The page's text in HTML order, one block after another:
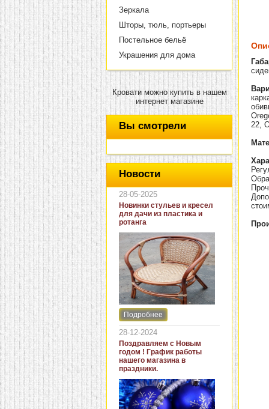
Зеркала
Шторы, тюль, портьеры
Постельное бельё
Украшения для дома
Кровати можно купить в нашем
интернет магазине
Вы смотрели
Новости
28-05-2025
Новинки стульев и кресел
для дачи из пластика и
ротанга
Интернет-магазин "Кровать
и диван" представляет
новинки стульев и кресел
для дачи. В ассортименте
представлены как
бюджетные модели из
пластика для дачи, так и
кресла для загородных
домов из натурального и
искусственного ротанга.
Подробнее
28-12-2024
Поздравляем с Новым
годом ! График работы
нашего магазина в
праздники.
22,